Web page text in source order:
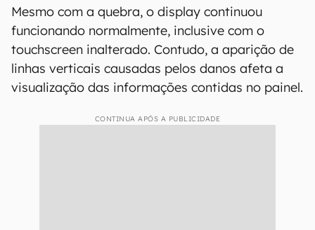
Mesmo com a quebra, o display continuou
funcionando normalmente, inclusive com o
touchscreen inalterado. Contudo, a aparição de
linhas verticais causadas pelos danos afeta a
visualização das informações contidas no painel.
CONTINUA APÓS A PUBLICIDADE